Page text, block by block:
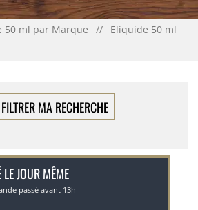
50 ml par Marque
Eliquide 50 ml
FILTRER MA RECHERCHE
LE JOUR MÊME
passé avant 13h